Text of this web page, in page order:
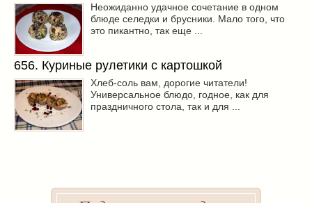
Неожиданно удачное сочетание в одном
блюде селедки и брусники. Мало того, что
это пикантно, так еще ...
656. Куриные рулетики с картошкой
Хлеб-соль вам, дорогие читатели!
Универсальное блюдо, годное, как для
праздничного стола, так и для ...